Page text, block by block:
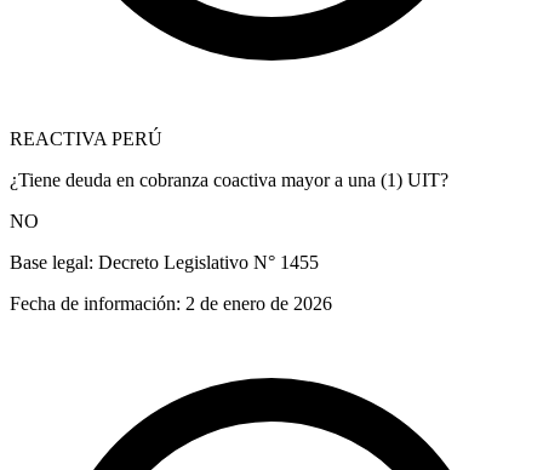
REACTIVA PERÚ
¿Tiene deuda en cobranza coactiva mayor a una (1) UIT?
NO
Base legal: Decreto Legislativo N° 1455
Fecha de información: 2 de enero de 2026